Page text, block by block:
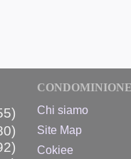
Chi siamo
Site Map
Cokiee